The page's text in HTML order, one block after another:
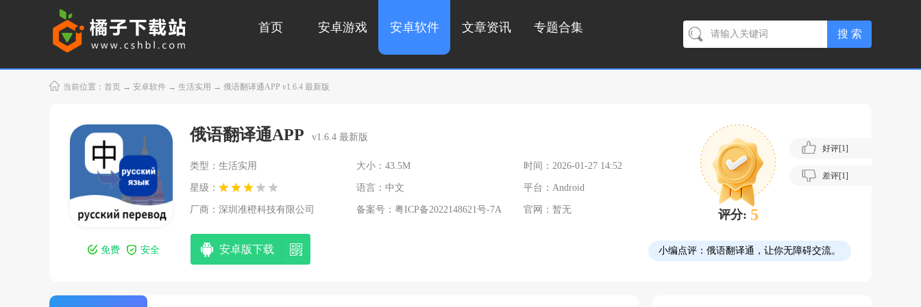
首页 安卓游戏 安卓软件 文章资讯 专题合集
当前位置： 首页 → 安卓软件 → 生活实用 → 俄语翻译通APP v1.6.4 最新版
俄语翻译通APP v1.6.4 最新版
类型：生活实用 大小：43.5M 时间：2026-01-27 14:52
星级： 语言：中文 平台：Android
厂商： 深圳准橙科技有限公司 备案号：粤ICP备2022148621号-7A 官网：暂无 评分: 5
好评[1]
差评[1]
免费 安全 安卓版下载 小编点评： 俄语翻译通，让你无障碍交流。